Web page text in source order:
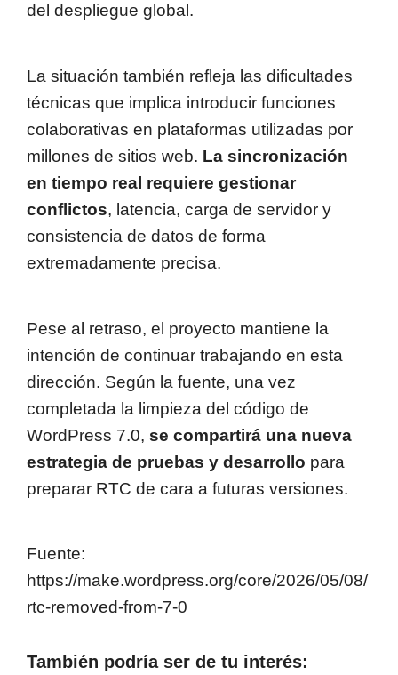
del despliegue global.
La situación también refleja las dificultades
técnicas que implica introducir funciones
colaborativas en plataformas utilizadas por
millones de sitios web. La sincronización
en tiempo real requiere gestionar
conflictos, latencia, carga de servidor y
consistencia de datos de forma
extremadamente precisa.
Pese al retraso, el proyecto mantiene la
intención de continuar trabajando en esta
dirección. Según la fuente, una vez
completada la limpieza del código de
WordPress 7.0, se compartirá una nueva
estrategia de pruebas y desarrollo para
preparar RTC de cara a futuras versiones.
Fuente:
https://make.wordpress.org/core/2026/05/08/
rtc-removed-from-7-0
También podría ser de tu interés: